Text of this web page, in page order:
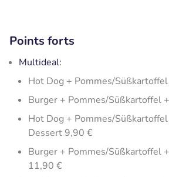
Points forts
Multideal:
Hot Dog + Pommes/
Burger + Pommes/Süßkartoffel
Hot Dog + Pommes/
Dessert 9,90 €
Burger + Pommes/Süßkartoffel
11,90 €